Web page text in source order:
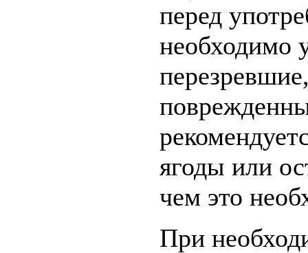
перед
необходимо
ягоды или
чем это
При